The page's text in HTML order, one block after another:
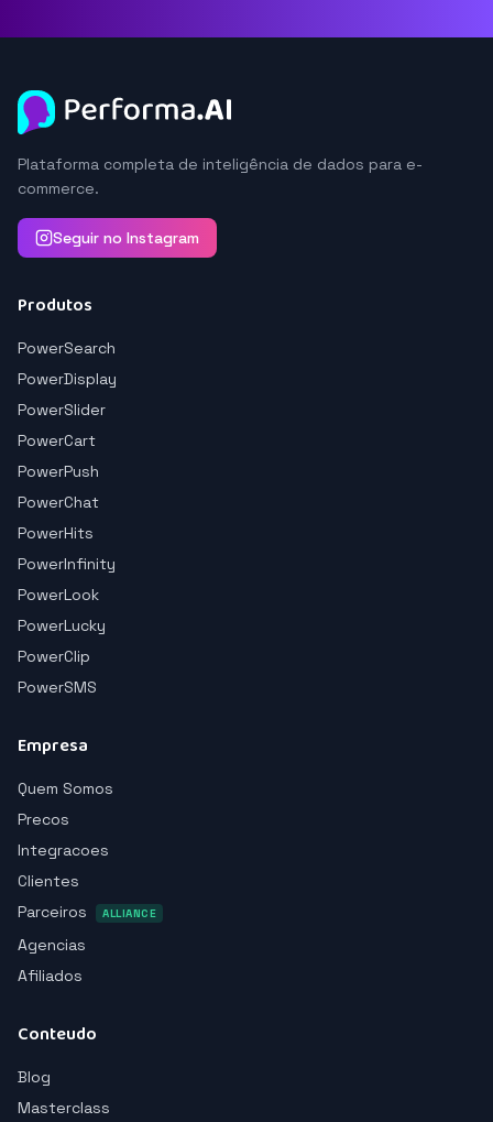
Plataforma completa de inteligência de dados para e-
commerce.
Seguir no Instagram
Produtos
PowerSearch
PowerDisplay
PowerSlider
PowerCart
PowerPush
PowerChat
PowerHits
PowerInfinity
PowerLook
PowerLucky
PowerClip
PowerSMS
Empresa
Quem Somos
Precos
Integracoes
Clientes
Parceiros
ALLIANCE
Agencias
Afiliados
Conteudo
Blog
Masterclass